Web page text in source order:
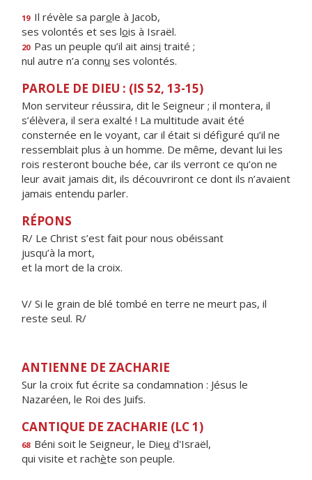
19 Il révèle sa parole à Jacob,
ses volontés et ses lois à Israël.
20 Pas un peuple qu’il ait ainsi traité ;
nul autre n’a connu ses volontés.
PAROLE DE DIEU : (IS 52, 13-15)
Mon serviteur réussira, dit le Seigneur ; il montera, il
s’élèvera, il sera exalté ! La multitude avait été
consternée en le voyant, car il était si défiguré qu’il ne
ressemblait plus à un homme. De même, devant lui les
rois resteront bouche bée, car ils verront ce qu’on ne
leur avait jamais dit, ils découvriront ce dont ils n’avaient
jamais entendu parler.
RÉPONS
R/ Le Christ s’est fait pour nous obéissant
jusqu’à la mort,
et la mort de la croix.
V/ Si le grain de blé tombé en terre ne meurt pas, il
reste seul. R/
ANTIENNE DE ZACHARIE
Sur la croix fut écrite sa condamnation : Jésus le
Nazaréen, le Roi des Juifs.
CANTIQUE DE ZACHARIE (LC 1)
68 Béni soit le Seigneur, le Dieu d'Israël,
qui visite et rachète son peuple.